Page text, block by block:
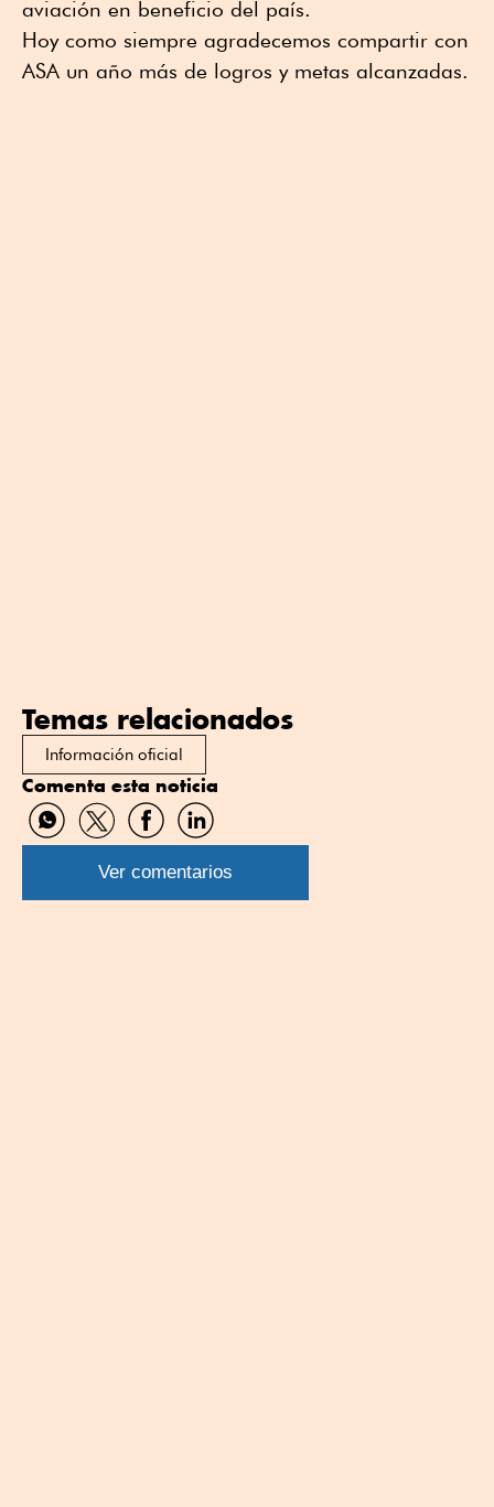
aviación en beneficio del país.
Hoy como siempre agradecemos compartir con
ASA un año más de logros y metas alcanzadas.
Temas relacionados
Información oficial
Comenta esta noticia
Compartir
por
WhatsApp
Compartir
por
Twitter
Compartir
por
Facebook
Compartir
por
Linkedin
Ver comentarios